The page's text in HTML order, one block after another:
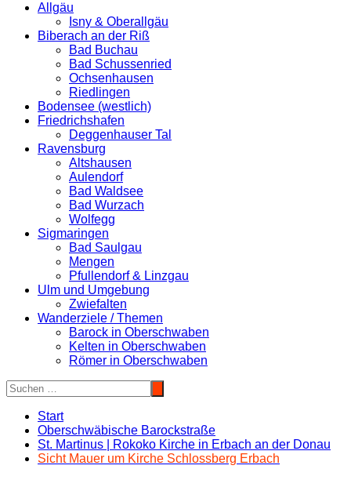
Allgäu
Isny & Oberallgäu
Biberach an der Riß
Bad Buchau
Bad Schussenried
Ochsenhausen
Riedlingen
Bodensee (westlich)
Friedrichshafen
Deggenhauser Tal
Ravensburg
Altshausen
Aulendorf
Bad Waldsee
Bad Wurzach
Wolfegg
Sigmaringen
Bad Saulgau
Mengen
Pfullendorf & Linzgau
Ulm und Umgebung
Zwiefalten
Wanderziele / Themen
Barock in Oberschwaben
Kelten in Oberschwaben
Römer in Oberschwaben
Start
Oberschwäbische Barockstraße
St. Martinus | Rokoko Kirche in Erbach an der Donau
Sicht Mauer um Kirche Schlossberg Erbach